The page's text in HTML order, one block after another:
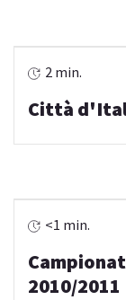
2 min.
Città
<1 min.
2010/2011